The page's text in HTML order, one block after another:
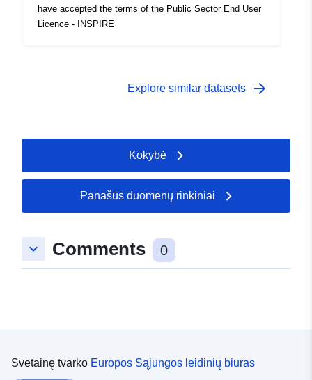
have accepted the terms of the Public Sector End User
Licence - INSPIRE
Explore similar datasets arrow_forward
Kokybė
Panašūs duomenų rinkiniai
keyboard_arrow_down Comments 0
Svetainę tvarko Europos Sąjungos leidinių biuras